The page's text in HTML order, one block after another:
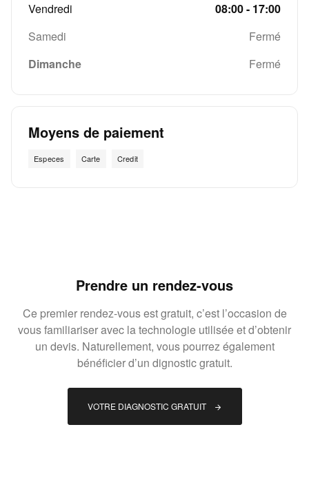
Vendredi
08:00 - 17:00
Samedi
Fermé
Dimanche
Fermé
Moyens de paiement
Especes Carte Credit
Prendre un rendez-vous
Ce premier rendez-vous est gratuit, c’est l’occasion de
vous familiariser avec la technologie utilisée et d’obtenir
un devis. Naturellement, vous pourrez également
bénéficier d’un dignostic gratuit.
VOTRE DIAGNOSTIC GRATUIT